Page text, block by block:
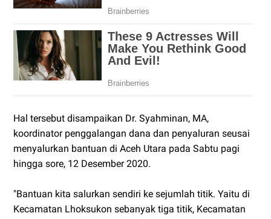
Hal tersebut disampaikan Dr. Syahminan, MA,
koordinator penggalangan dana dan penyaluran seusai
menyalurkan bantuan di Aceh Utara pada Sabtu pagi
hingga sore, 12 Desember 2020.
"Bantuan kita salurkan sendiri ke sejumlah titik. Yaitu di
Kecamatan Lhoksukon sebanyak tiga titik, Kecamatan